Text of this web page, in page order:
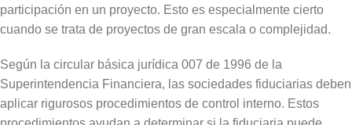
participación en un proyecto. Esto es especialmente cierto
cuando se trata de proyectos de gran escala o complejidad.
Según la circular básica jurídica 007 de 1996 de la
Superintendencia Financiera, las sociedades fiduciarias deben
aplicar rigurosos procedimientos de control interno. Estos